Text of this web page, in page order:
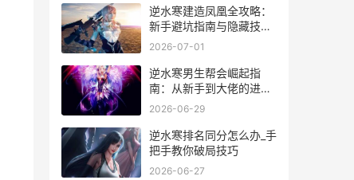
逆水寒建造凤凰全攻略：
新手避坑指南与隐藏技巧
大公开
2026-07-01
逆水寒男生帮会崛起指
南：从新手到大佬的进阶
秘籍
2026-06-29
逆水寒排名同分怎么办_手
把手教你破局技巧
2026-06-27